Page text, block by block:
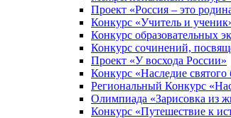
Проект «Россия – это
Конкурс «Учитель и
Конкурс образовательных
Конкурс сочинений,
Проект «У восхода России»
Конкурс «Наследие святого
Региональный Конкурс
Олимпиада «Зарисовка из
Конкурс «Путешествие к